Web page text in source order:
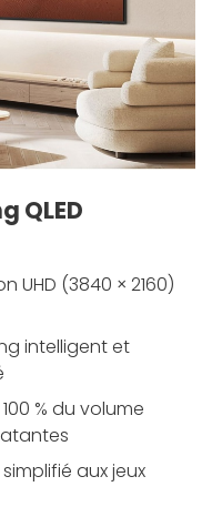
QLED
UHD (3840 × 2160)
intelligent et
100 % du volume
aux jeux